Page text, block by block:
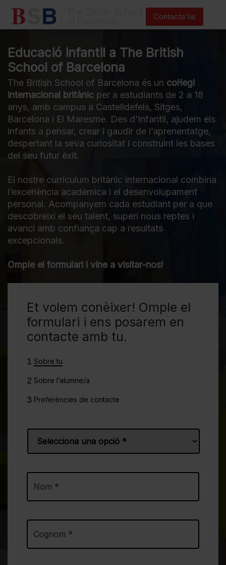
Contacta'ns
Educació infantil a The British
School of Barcelona
The British School of Barcelona és un col·legi
internacional britànic per a estudiants de 2 a 18
anys, amb campus a Castelldefels, Sitges,
Barcelona i El Maresme. Des d’Infantil, ajudem els
infants a pensar, crear i gaudir de l’aprenentatge,
despertant la seva curiositat i construint les bases
del seu futur èxit.
El nostre currículum britànic internacional combina
l’excel·lència acadèmica i el desenvolupament
personal. Acompanyem cada estudiant per a que
descobreixi el seu talent, superi nous reptes i
avanci amb confiança cap a resultats
excepcionals.
Omple el formulari i vine a visitar-nos!
Et volem conèixer! Omple el
formulari i ens posarem en
contacte amb tu.
1 Sobre tu
2 Sobre l’alumne/a
3 Preferències de contacte
Name *